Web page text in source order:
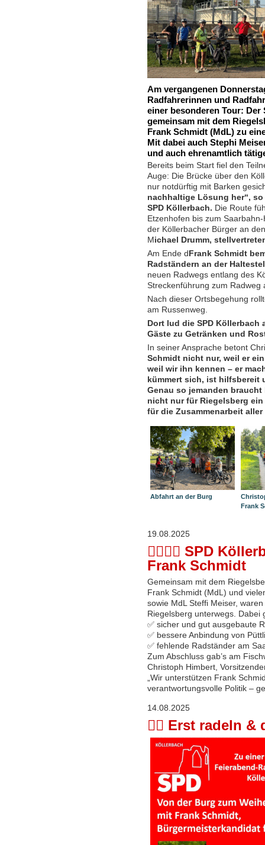
Am vergangenen
Radfahrerinnen und
einer besonderen Tour:
gemeinsam mit dem
Frank Schmidt (MdL) zu
Mit dabei auch Stephi
und auch ehrenamtlich
Bereits beim Start fiel den
Auge: Die Brücke über den
nur notdürftig mit Barken
nachhaltige Lösung her“,
SPD Köllerbach. Die Route
Etzenhofen bis zum
der Köllerbacher Bürger an
M ichael Drumm,
Am Ende d Frank Schmidt
Radständern an der
neuen Radwegs entlang des
Streckenführung zum Radweg
Nach dieser Ortsbegehung
am Russenweg.
Dort lud die SPD Köllerbach
Gäste zu Getränken und
In seiner Ansprache betont
Schmidt nicht nur, weil er
weil wir ihn kennen – er
kümmert sich, ist hilfsbereit
Genau so jemanden
nicht nur für Riegelsberg
für die Zusammenarbeit
Abfahrt an der Burg
Frank
19.08.2025
🚴‍♂🚴‍♀ SPD
Frank Schmidt
Gemeinsam mit dem
Frank Schmidt (MdL) und
sowie MdL Steffi Meiser,
Riegelsberg unterwegs. Dabei
✅ sicher und gut ausgebaute
✅ bessere Anbindung von
✅ fehlende Radständer am
Zum Abschluss gab’s am
Christoph Himbert,
„Wir unterstützen Frank
verantwortungsvolle Politik –
14.08.2025
🚴‍♂️ Erst radeln